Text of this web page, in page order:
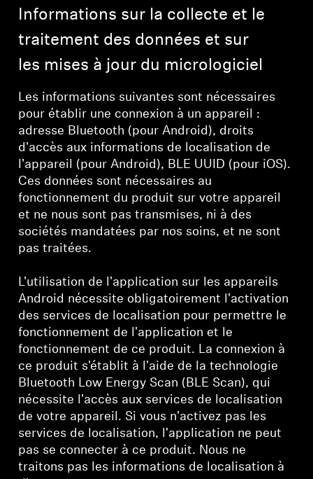
Informations sur la collecte et le
traitement des données et sur
les mises à jour du micrologiciel
Les informations suivantes sont nécessaires
pour établir une connexion à un appareil :
adresse Bluetooth (pour Android), droits
d'accès aux informations de localisation de
l'appareil (pour Android), BLE UUID (pour iOS).
Ces données sont nécessaires au
fonctionnement du produit sur votre appareil
et ne nous sont pas transmises, ni à des
sociétés mandatées par nos soins, et ne sont
pas traitées.
L'utilisation de l'application sur les appareils
Android nécessite obligatoirement l'activation
des services de localisation pour permettre le
fonctionnement de l'application et le
fonctionnement de ce produit. La connexion à
ce produit s'établit à l'aide de la technologie
Bluetooth Low Energy Scan (BLE Scan), qui
nécessite l'accès aux services de localisation
de votre appareil. Si vous n'activez pas les
services de localisation, l'application ne peut
pas se connecter à ce produit. Nous ne
traitons pas les informations de localisation à